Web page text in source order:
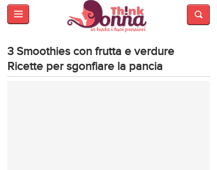
HOME
E
BELLEZZA
MODA
3 Smoothies con frutta e verdure
Ricette per sgonfiare la pancia